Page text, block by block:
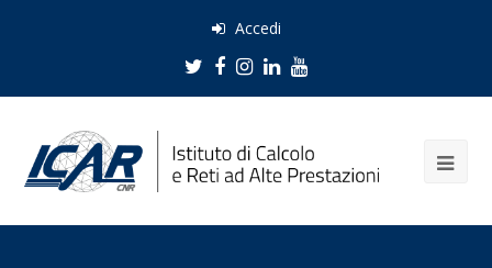
Accedi
Twitter
Facebook
Instagram
LinkedIn
Youtube